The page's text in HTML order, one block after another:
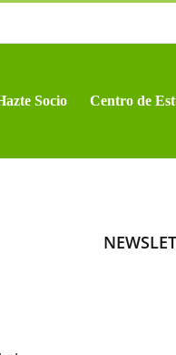
Socio Centro de